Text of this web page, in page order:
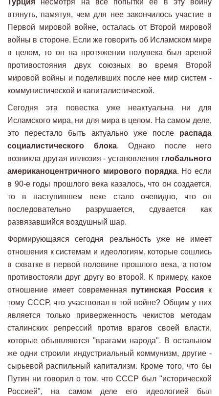
втянуть, памятуя, чем для нее закончилось участие в
Первой мировой войне, осталась от Второй мировой
войны в стороне. Если же говорить об Исламском мире
в целом, то он на протяжении полувека был ареной
противостояния двух союзных во время Второй
мировой войны и поделивших после нее мир систем -
коммунистической и капиталистической.
Сегодня эта повестка уже неактуальна ни для
Исламского мира, ни для мира в целом. На самом деле,
это перестало быть актуально уже после распада
социалистического блока. Однако после него
возникла другая иллюзия - установления глобального
американоцентричного мирового порядка. Но если
в 90-е годы прошлого века казалось, что он создается,
то в наступившем веке стало очевидно, что он
последовательно разрушается, сдувается как
развязавшийся воздушный шар.
Формирующаяся сегодня реальность уже не имеет
отношения к системам и идеологиям, которые сошлись
в схватке в первой половине прошлого века, а потом
противостояли друг другу во второй. К примеру, какое
отношение имеет современная путинская Россия к
тому СССР, что участвовал в той войне? Общим у них
является только приверженность чекистов методам
сталинских репрессий против врагов своей власти,
которые объявляются "врагами народа". В остальном
же одни строили индустриальный коммунизм, другие -
сырьевой распильный капитализм. Кроме того, что бы
Путин ни говорил о том, что СССР был "исторической
Россией", на самом деле его идеологией был